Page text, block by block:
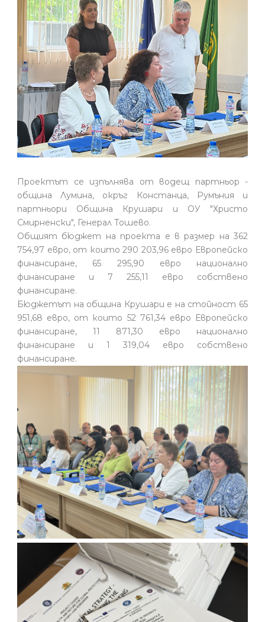
Проектът се изпълнява от водещ партньор -
община Лумина, окръг Констанца, Румъния и
партньори Община Крушари и ОУ "Христо
Смирненски", Генерал Тошево.
Общият бюджет на проекта е в размер на 362
754,97 евро, от които 290 203,96 евро Европейско
финансиране, 65 295,90 евро национално
финансиране и 7 255,11 евро собствено
финансиране.
Бюджетът на община Крушари е на стойност 65
951,68 евро, от които 52 761,34 евро Европейско
финансиране, 11 871,30 евро национално
финансиране и 1 319,04 евро собствено
финансиране.